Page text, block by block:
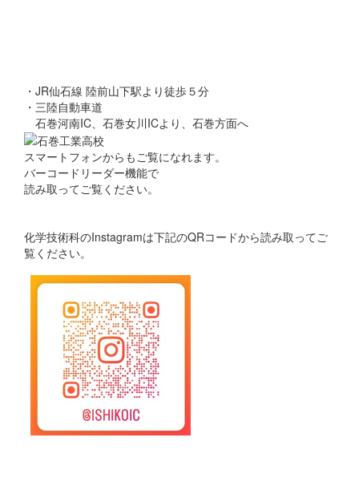
・JR仙石線 陸前山下駅より徒歩５分
・三陸自動車道
石巻河南IC、石巻女川ICより、石巻方面へ
スマートフォンからもご覧になれます。
バーコードリーダー機能で
読み取ってご覧ください。
化学技術科のInstagramは下記のQRコードから読み取ってご
覧ください。